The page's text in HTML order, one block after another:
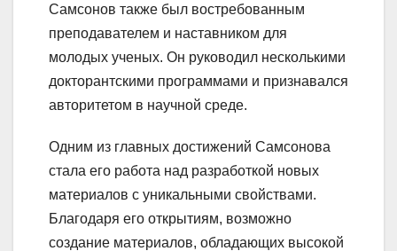
Самсонов также был востребованным
преподавателем и наставником для
молодых ученых. Он руководил несколькими
докторантскими программами и признавался
авторитетом в научной среде.
Одним из главных достижений Самсонова
стала его работа над разработкой новых
материалов с уникальными свойствами.
Благодаря его открытиям, возможно
создание материалов, обладающих высокой